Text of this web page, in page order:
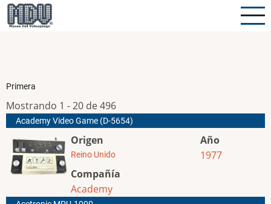
Pasar
al
Primera
Mostrando 1 - 20 de 496
Academy Video Game (D-5654)
Origen
Reino Unido
Compañía
Academy
Año
1977